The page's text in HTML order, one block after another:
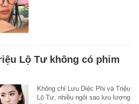
Lộ Tư không có phim
Không chỉ Lưu Diệc Phi và Triệu
Lộ Tư, nhiều ngôi sao lưu lượng